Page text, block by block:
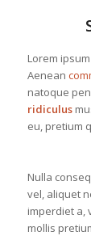
Lorem
Aenean
natoque
ridiculus
eu, pretium
Nulla
vel, aliquet
imperdiet a,
mollis